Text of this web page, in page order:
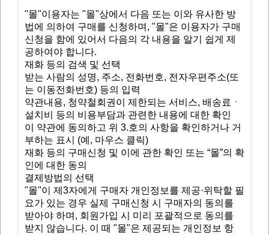
"몰"이용자는 "몰"상에서 다음 또는 이와 유사한 방
법에 의하여 구매를 신청하며, "몰"은 이용자가 구매
신청을 함에 있어서 다음의 각 내용을 알기 쉽게 제
공하여야 합니다.
재화 등의 검색 및 선택
받는 사람의 성명, 주소, 전화번호, 전자우편주소(또
는 이동전화번호) 등의 입력
약관내용, 청약철회권이 제한되는 서비스, 배송료ㆍ
설치비 등의 비용부담과 관련한 내용에 대한 확인
이 약관에 동의하고 위 3.호의 사항을 확인하거나 거
부하는 표시 (예, 마우스 클릭)
재화 등의 구매신청 및 이에 관한 확인 또는 “몰”의 확
인에 대한 동의
결제방법의 선택
"몰"이 제3자에게 구매자 개인정보를 제공·위탁할 필
요가 있는 경우 실제 구매신청 시 구매자의 동의를
받아야 하며, 회원가입 시 미리 포괄적으로 동의를
받지 않습니다. 이 때 "몰"은 제공되는 개인정보 항